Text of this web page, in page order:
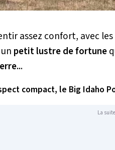
assez confort, avec les
petit lustre de fortune
.
compact, le Big Idaho
La